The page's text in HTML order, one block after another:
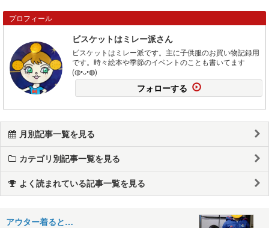
プロフィール
ビスケットはミレー派さん
ビスケットはミレー派です。主に子供服のお買い物記録用
です。時々絵本や季節のイベントのことも書いてます
(◍•ᴗ•◍)
フォローする
月別記事一覧を見る
カテゴリ別記事一覧を見る
よく読まれている記事一覧を見る
アウター着ると…